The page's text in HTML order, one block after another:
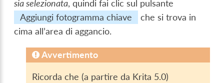
sia selezionata, quindi fai clic sul pulsante
Aggiungi fotogramma chiave
che si trova in
cima all’area di aggancio.
Avvertimento
Ricorda che (a partire da Krita 5.0)